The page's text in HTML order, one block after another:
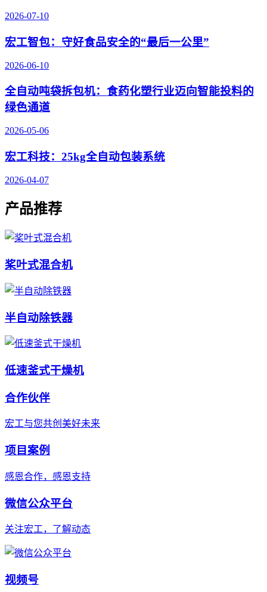
2026-07-10
宏工智包：守好食品安全的“最后一公里”
2026-06-10
全自动吨袋拆包机：食药化塑行业迈向智能投料的
绿色通道
2026-05-06
宏工科技：25kg全自动包装系统
2026-04-07
产品推荐
桨叶式混合机
半自动除铁器
低速釜式干燥机
合作伙伴
宏工与您共创美好未来
项目案例
感恩合作，感恩支持
微信公众平台
关注宏工，了解动态
视频号